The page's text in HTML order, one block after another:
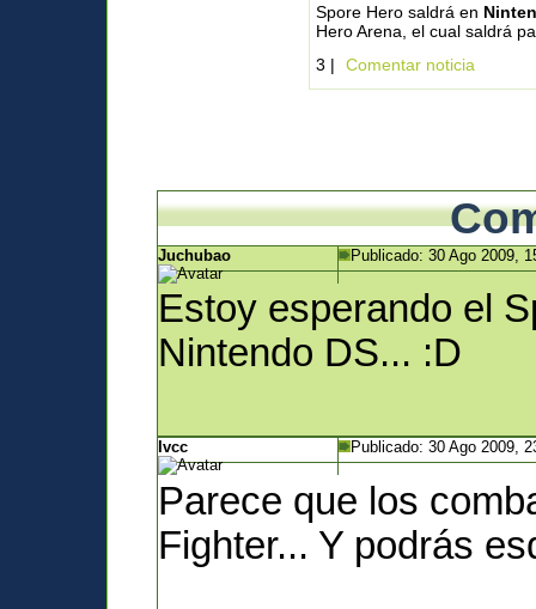
Spore Hero saldrá en
Hero Arena, el cual saldrá
3 |
Comentar noticia
Juchubao Publicado: 30 Ago 2009,
Estoy esperando el
Nintendo DS... :D
Ivcc Publicado: 30 Ago 2009,
Parece que los
Fighter... Y podrás